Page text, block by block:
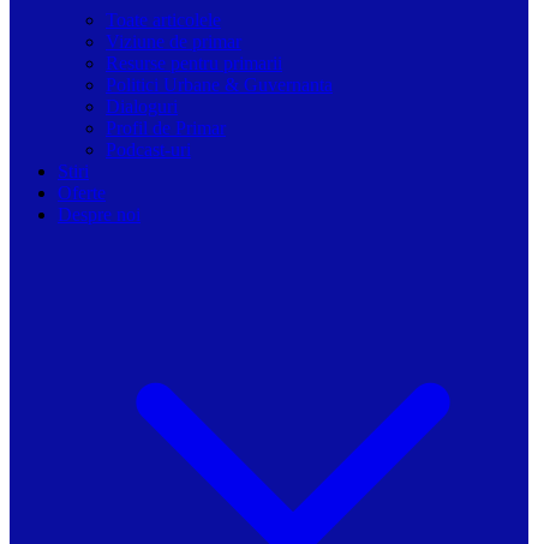
Toate articolele
Viziune de primar
Resurse pentru primarii
Politici Urbane & Guvernanta
Dialoguri
Profil de Primar
Podcast-uri
Stiri
Oferte
Despre noi